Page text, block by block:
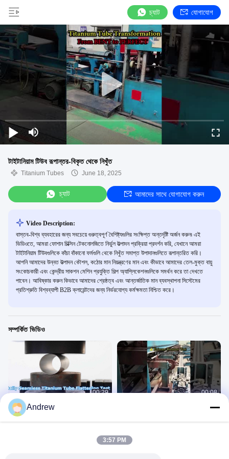
চ্যাট যোগাযোগ
টাইটানিয়াম টিউব রূপান্তর-বিকৃত থেকে নিখুঁত
Titanium Tubes June 18, 2025
চ্যাট আমাদের সাথে যোগাযোগ করুন
Video Description:
বাস্তব-বিশ্ব ব্যবহারের জন্য সবচেয়ে গুরুত্বপূর্ণ বৈশিষ্ট্যগুলির সংক্ষিপ্ত অন্তর্দৃষ্টি অর্জন করুন৷ এই
ভিডিওতে, আমরা ফোশান চিক্সিন টেকনোলজিতে নির্ভুল উত্পাদন প্রক্রিয়া প্রদর্শন করি, যেখানে আমরা
টাইটানিয়াম টিউবগুলিকে কাঁচা বাঁকানো ফর্মগুলি থেকে নিখুঁত সমাপ্ত উপাদানগুলিতে রূপান্তরিত করি।
আপনি আমাদের উন্নত উত্পাদন কৌশল, কঠোর মান নিয়ন্ত্রণের মান এবং কীভাবে আমাদের তেল-মুক্ত বায়ু
সংকোচকারী এবং কেন্দ্রীয় সাকশন মেশিন প্রযুক্তি শিল্প অ্যাপ্লিকেশনগুলিকে সমর্থন করে তা দেখতে
পাবেন। আবিষ্কার করুন কিভাবে আমাদের শ্রেষ্ঠত্ব এবং আন্তর্জাতিক মান ব্যবস্থাপনা সিস্টেমের
প্রতিশ্রুতি বিশ্বব্যাপী B2B ক্লায়েন্টদের জন্য নির্ভরযোগ্য কর্মক্ষমতা নিশ্চিত করে।
সম্পর্কিত ভিডিও
00:29
দৈনিক বিজোড় টাইটানিয়াম টিউব সমতল পরীক্ষা
Titanium Tubes
00:08
Andrew
3:57 PM